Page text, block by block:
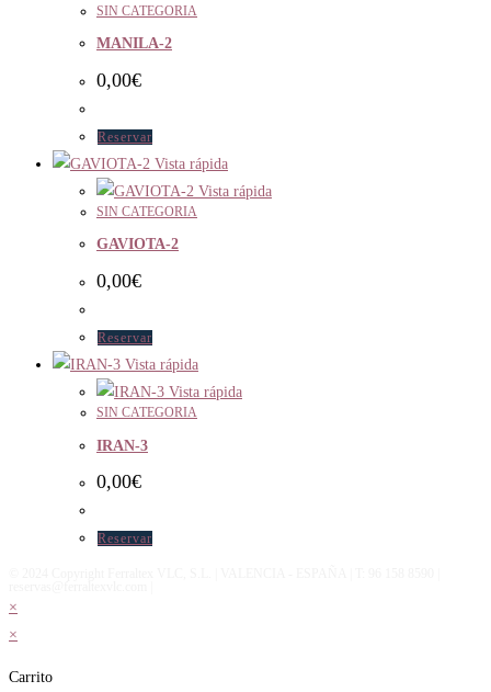
SIN CATEGORIA
MANILA-2
0,00€
Reservar
Vista rápida
Vista rápida
SIN CATEGORIA
GAVIOTA-2
0,00€
Reservar
Vista rápida
Vista rápida
SIN CATEGORIA
IRAN-3
0,00€
Reservar
×
×
Carrito